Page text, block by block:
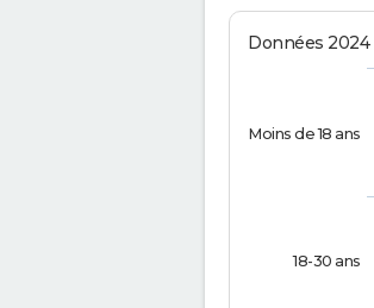
Données 2024
Moins de 18 ans
18-30 ans